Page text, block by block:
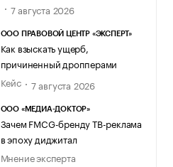
7 августа 2026
ООО ПРАВОВОЙ ЦЕНТР «ЭКСПЕРТ»
Как взыскать ущерб,
причиненный дропперами
Кейс
7 августа 2026
ООО «МЕДИА-ДОКТОР»
Зачем FMCG-бренду ТВ-реклама
в эпоху диджитал
Мнение эксперта